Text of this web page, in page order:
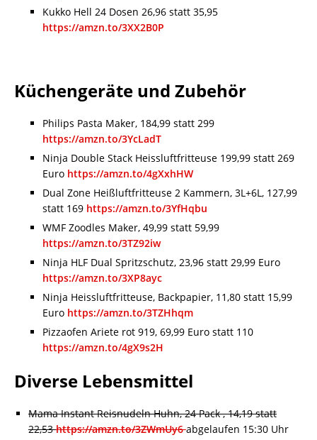
Kukko Hell 24 Dosen 26,96 statt 35,95
https://amzn.to/3XX2B0P
Küchengeräte und Zubehör
Philips Pasta Maker, 184,99 statt 299
https://amzn.to/3YcLadT
Ninja Double Stack Heissluftfritteuse 199,99 statt 269
Euro https://amzn.to/4gXxhHW
Dual Zone Heißluftfritteuse 2 Kammern, 3L+6L, 127,99
statt 169 https://amzn.to/3YfHqbu
WMF Zoodles Maker, 49,99 statt 59,99
https://amzn.to/3TZ92iw
Ninja HLF Dual Spritzschutz, 23,96 statt 29,99 Euro
https://amzn.to/3XP8ayc
Ninja Heissluftfritteuse, Backpapier, 11,80 statt 15,99
Euro https://amzn.to/3TZHhqm
Pizzaofen Ariete rot 919, 69,99 Euro statt 110
https://amzn.to/4gX9s2H
Diverse Lebensmittel
Mama Instant Reisnudeln Huhn, 24 Pack , 14,19 statt
22,53https://amzn.to/3ZWmUy6abgelaufen 15:30 Uhr